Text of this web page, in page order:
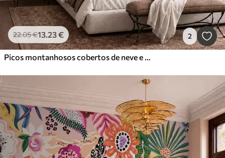
22.05€13 .23€ 2